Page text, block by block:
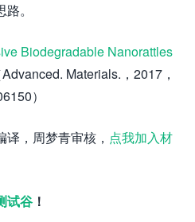
。
Biodegradable Nanorattles
Advanced. Materials.，2017，
）
，周梦青审核， 点我加入材
试谷 ！